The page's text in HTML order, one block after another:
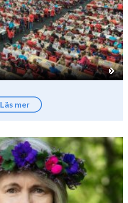
Läs mer